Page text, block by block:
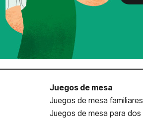
Juegos de mesa
Juegos de mesa familiares
Juegos de mesa para dos